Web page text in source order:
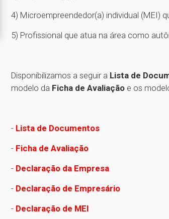
4) Microempreendedor(a) individual (MEI)
5) Profissional que atua na área como
Disponibilizamos a seguir a Lista de
modelo da Ficha de Avaliaçãoe os
- Lista de Documentos
- Ficha de Avaliação
- Declaração da Empresa
- Declaração de Empresário
- Declaração de MEI